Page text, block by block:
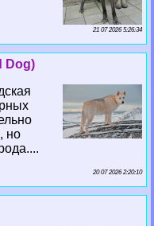
21 07 2026 5:26:34
Dog)
но
20 07 2026 2:20:10